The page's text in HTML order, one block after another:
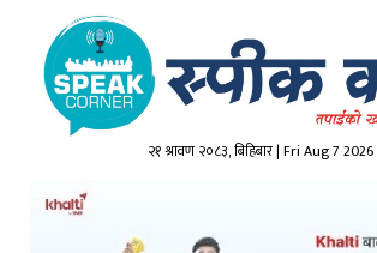
२१ श्रावण २०८३, बिहिबार | Fri Aug 7 2026